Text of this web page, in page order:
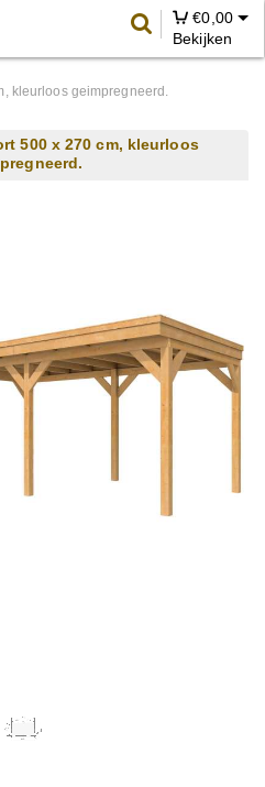
€0,00
Bekijken
kleurloos geimpregneerd.
500 x 270 cm, kleurloos